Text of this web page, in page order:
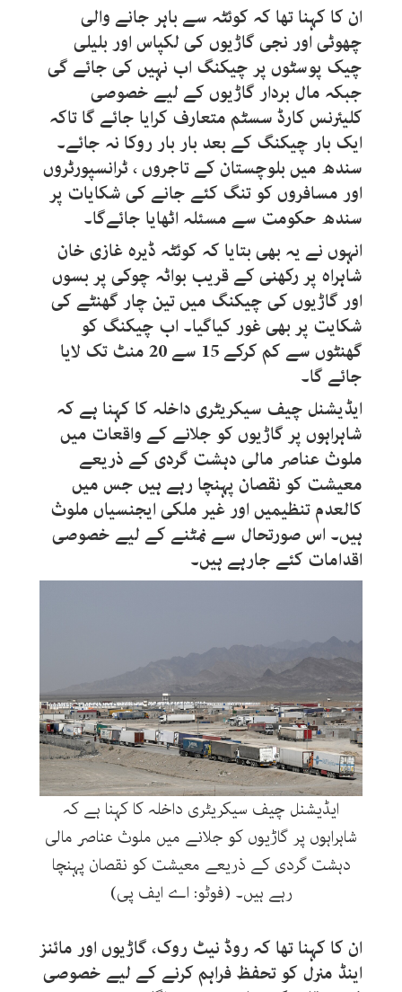
ان کا کہنا تھا کہ کوئٹہ سے باہر جانے والی
چھوٹی اور نجی گاڑیوں کی لکپاس اور بلیلی
چیک پوسٹوں پر چیکنگ اب نہیں کی جائے گی
جبکہ مال بردار گاڑیوں کے لیے خصوصی
کلیئرنس کارڈ سسٹم متعارف کرایا جائے گا تاکہ
ایک بار چیکنگ کے بعد بار بار روکا نہ جائے۔
سندھ میں بلوچستان کے تاجروں ، ٹرانسپورٹروں
اور مسافروں کو تنگ کئے جانے کی شکایات پر
سندھ حکومت سے مسئلہ اٹھایا جائےگا۔
انہوں نے یہ بھی بتایا کہ کوئٹہ ڈیرہ غازی خان
شاہراہ پر رکھنی کے قریب بواٹہ چوکی پر بسوں
اور گاڑیوں کی چیکنگ میں تین چار گھنٹے کی
شکایت پر بھی غور کیاگیا۔ اب چیکنگ کو
گھنٹوں سے کم کرکے 15 سے 20 منٹ تک لایا
جائے گا۔
ایڈیشنل چیف سیکریٹری داخلہ کا کہنا ہے کہ
شاہراہوں پر گاڑیوں کو جلانے کے واقعات میں
ملوث عناصر مالی دہشت گردی کے ذریعے
معیشت کو نقصان پہنچا رہے ہیں جس میں
کالعدم تنظیمیں اور غیر ملکی ایجنسیاں ملوث
ہیں۔ اس صورتحال سے نمٹنے کے لیے خصوصی
اقدامات کئے جارہے ہیں۔
ایڈیشنل چیف سیکریٹری داخلہ کا کہنا ہے کہ
شاہراہوں پر گاڑیوں کو جلانے میں ملوث عناصر مالی
دہشت گردی کے ذریعے معیشت کو نقصان پہنچا
رہے ہیں۔ (فوٹو: اے ایف پی)
ان کا کہنا تھا کہ روڈ نیٹ روک، گاڑیوں اور مائنز
اینڈ منرل کو تحفظ فراہم کرنے کے لیے خصوصی